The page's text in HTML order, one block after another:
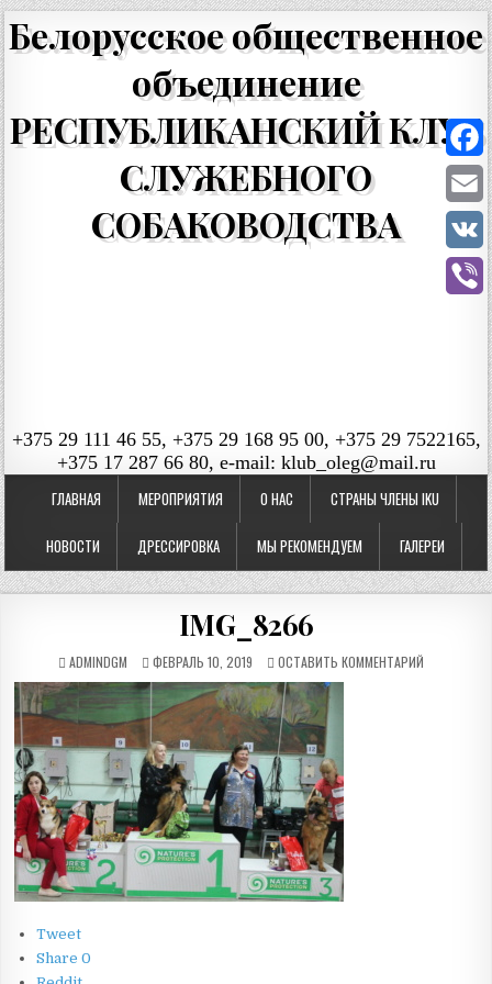
Белорусское общественное
объединение
РЕСПУБЛИКАНСКИЙ КЛУБ
СЛУЖЕБНОГО
СОБАКОВОДСТВА
+375 29 111 46 55, +375 29 168 95 00, +375 29 7522165,
+375 17 287 66 80, e-mail: klub_oleg@mail.ru
ГЛАВНАЯ
МЕРОПРИЯТИЯ О НАС СТРАНЫ ЧЛЕНЫ IKU
НОВОСТИ ДРЕССИРОВКА МЫ РЕКОМЕНДУЕМ ГАЛЕРЕИ
IMG_8266
ADMINDGM ФЕВРАЛЬ 10, 2019 ОСТАВИТЬ КОММЕНТАРИЙ
Tweet
Share 0
Email
VK